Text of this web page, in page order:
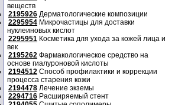
веществ
2195926 Дерматологические композиции
2295954 Микрочастицы для доставки
нуклеиновых кислот
2295951 Косметика для ухода за кожей лица и
век
2195262 Фармакологическое средство на
основе гиалуроновой кислоты
2194512 Способ профилактики и коррекции
процесса старения кожи
2194478 Лечение экземы
2294716 Расширяемый стент